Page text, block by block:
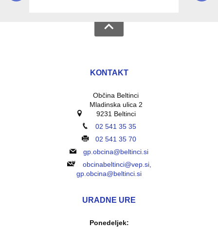
KONTAKT
Občina Beltinci
Mladinska ulica 2
9231 Beltinci
02 541 35 35
02 541 35 70
gp.obcina@beltinci.si
obcinabeltinci@vep.si,
gp.obcina@beltinci.si
URADNE URE
Ponedeljek: